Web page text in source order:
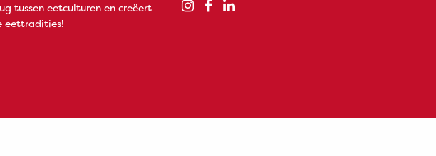
tussen eetculturen en creëert
eettradities!